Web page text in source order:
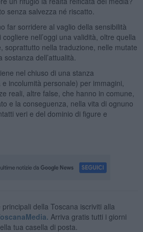
senza salvezza né riscatto.
far sorridere al vaglio della sensibilità
nell’oggi una validità, oltre quella
soprattutto nella traduzione, nelle mutate
dell’attualità.
nel chiuso di una stanza
incolumità personale) per immagini,
reali, altre false, che hanno in comune,
e la conseguenza, nella vita di ognuno
veri e del dominio di figure e
della Toscana iscriviti alla
Arriva gratis tutti i giorni
tua casella di posta.